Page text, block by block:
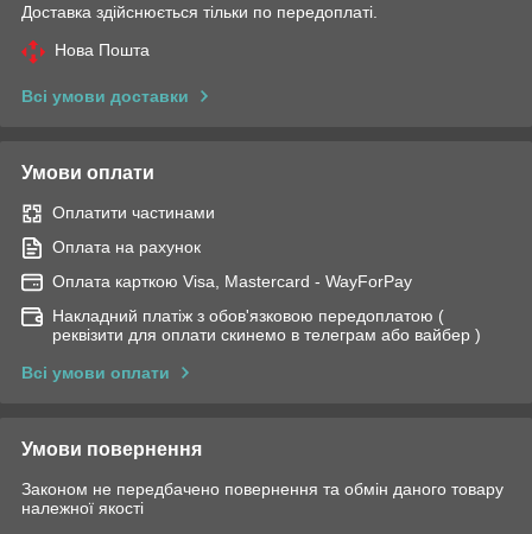
Доставка здійснюється тільки по передоплаті.
Нова Пошта
Всі умови доставки
Умови оплати
Оплатити частинами
Оплата на рахунок
Оплата карткою Visa, Mastercard - WayForPay
Накладний платіж з обов'язковою передоплатою (
реквізити для оплати скинемо в телеграм або вайбер )
Всі умови оплати
Умови повернення
Законом не передбачено повернення та обмін даного товару
належної якості